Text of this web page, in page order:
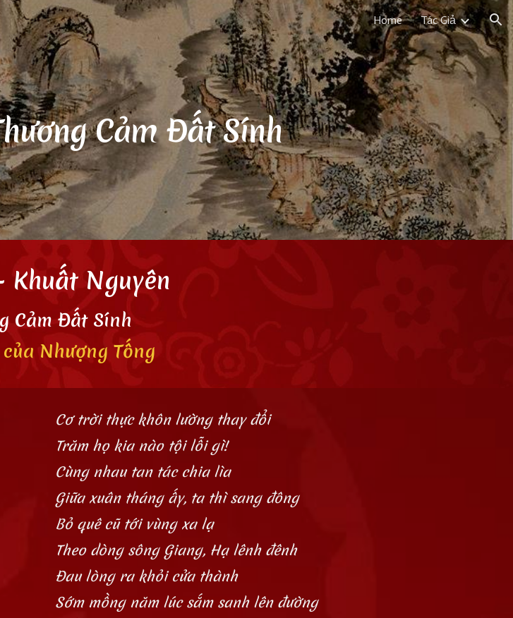
Skip to navigation Home Tác Giả
Cảm Đất Sính
Khuất Nguyên
Cảm Đất Sính
Nhượng Tống
Cơ trời thực khôn lường thay đổi
Trăm họ kia nào tội lỗi gì!
Cùng nhau tan tác chia lìa
Giữa xuân tháng ấy, ta thì sang đông
Bỏ quê cũ tới vùng xa lạ
Theo dòng sông Giang, Hạ lênh đênh
Đau lòng ra khỏi cửa thành
Sớm mồng năm lúc sắm sanh lên đường